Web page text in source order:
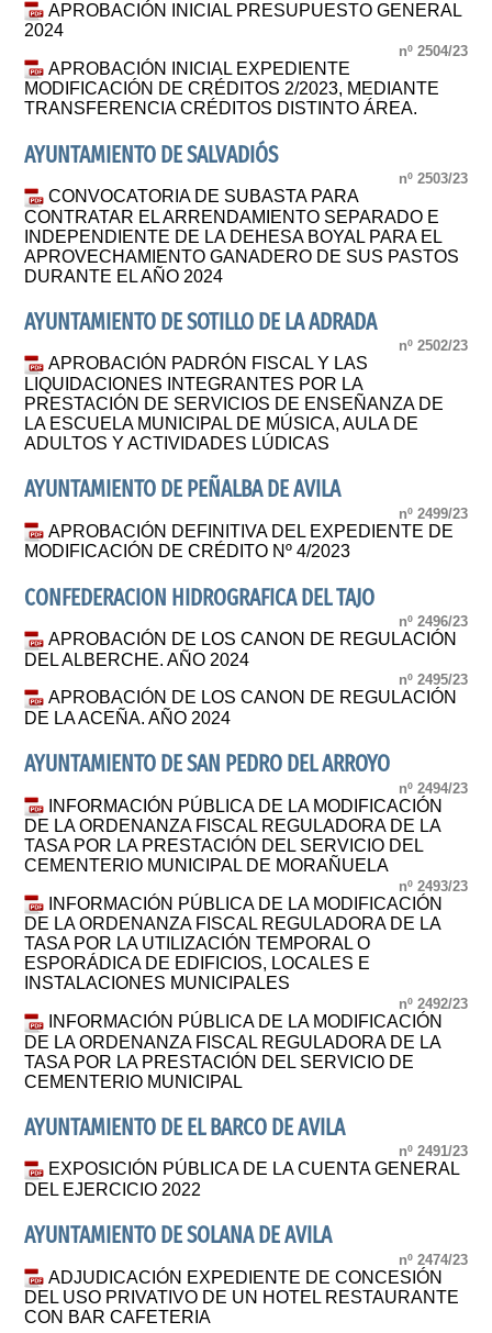
APROBACIÓN INICIAL PRESUPUESTO GENERAL
2024
nº 2504/23
APROBACIÓN INICIAL EXPEDIENTE
MODIFICACIÓN DE CRÉDITOS 2/2023, MEDIANTE
TRANSFERENCIA CRÉDITOS DISTINTO ÁREA.
AYUNTAMIENTO DE SALVADIÓS
nº 2503/23
CONVOCATORIA DE SUBASTA PARA
CONTRATAR EL ARRENDAMIENTO SEPARADO E
INDEPENDIENTE DE LA DEHESA BOYAL PARA EL
APROVECHAMIENTO GANADERO DE SUS PASTOS
DURANTE EL AÑO 2024
AYUNTAMIENTO DE SOTILLO DE LA ADRADA
nº 2502/23
APROBACIÓN PADRÓN FISCAL Y LAS
LIQUIDACIONES INTEGRANTES POR LA
PRESTACIÓN DE SERVICIOS DE ENSEÑANZA DE
LA ESCUELA MUNICIPAL DE MÚSICA, AULA DE
ADULTOS Y ACTIVIDADES LÚDICAS
AYUNTAMIENTO DE PEÑALBA DE AVILA
nº 2499/23
APROBACIÓN DEFINITIVA DEL EXPEDIENTE DE
MODIFICACIÓN DE CRÉDITO Nº 4/2023
CONFEDERACION HIDROGRAFICA DEL TAJO
nº 2496/23
APROBACIÓN DE LOS CANON DE REGULACIÓN
DEL ALBERCHE. AÑO 2024
nº 2495/23
APROBACIÓN DE LOS CANON DE REGULACIÓN
DE LA ACEÑA. AÑO 2024
AYUNTAMIENTO DE SAN PEDRO DEL ARROYO
nº 2494/23
INFORMACIÓN PÚBLICA DE LA MODIFICACIÓN
DE LA ORDENANZA FISCAL REGULADORA DE LA
TASA POR LA PRESTACIÓN DEL SERVICIO DEL
CEMENTERIO MUNICIPAL DE MORAÑUELA
nº 2493/23
INFORMACIÓN PÚBLICA DE LA MODIFICACIÓN
DE LA ORDENANZA FISCAL REGULADORA DE LA
TASA POR LA UTILIZACIÓN TEMPORAL O
ESPORÁDICA DE EDIFICIOS, LOCALES E
INSTALACIONES MUNICIPALES
nº 2492/23
INFORMACIÓN PÚBLICA DE LA MODIFICACIÓN
DE LA ORDENANZA FISCAL REGULADORA DE LA
TASA POR LA PRESTACIÓN DEL SERVICIO DE
CEMENTERIO MUNICIPAL
AYUNTAMIENTO DE EL BARCO DE AVILA
nº 2491/23
EXPOSICIÓN PÚBLICA DE LA CUENTA GENERAL
DEL EJERCICIO 2022
AYUNTAMIENTO DE SOLANA DE AVILA
nº 2474/23
ADJUDICACIÓN EXPEDIENTE DE CONCESIÓN
DEL USO PRIVATIVO DE UN HOTEL RESTAURANTE
CON BAR CAFETERIA